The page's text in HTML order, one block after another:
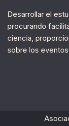
Desarrollar el
procurando
ciencia,
sobre los